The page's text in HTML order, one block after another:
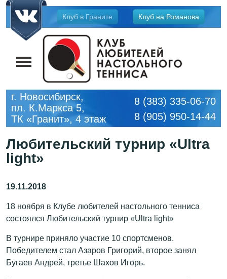
Jump
navigation
Клуб в Граните Клуб на Романова
г. Новосибирск,
пл. К.Маркса 5,
ТК «Гранит», 4 этаж
8 (383) 335-06-70
8 (905) 950-14-44
Любительский турнир «Ultra
light»
18 ноября в Клубе любителей настольного тенниса
состоялся Любительский турнир «Ultra light»
В турнире приняло участие 10 спортсменов.
Победителем стал Азаров Григорий, второе занял
Бугаев Андрей, третье Шахов Игорь.